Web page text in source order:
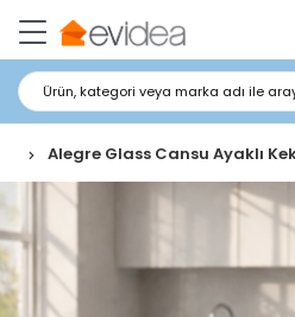
Ürün, kategori veya marka adı ile
Alegre Glass Cansu Ayaklı